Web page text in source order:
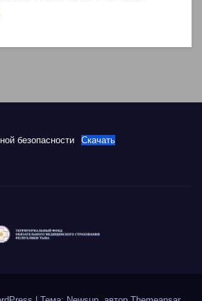
безопасности Скачать